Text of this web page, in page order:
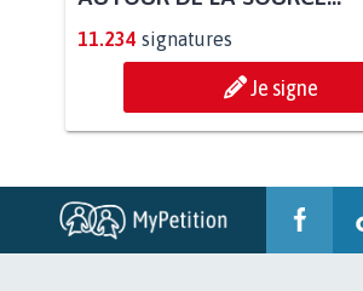
STOP AU PROJET
AUTOUR DE LA SOURCE...